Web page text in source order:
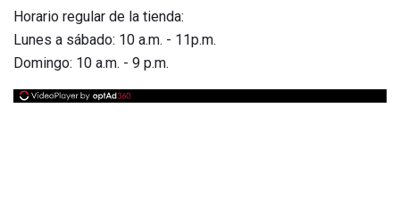
Horario regular de la tienda:
Lunes a sábado: 10 a.m. - 11p.m.
Domingo: 10 a.m. - 9 p.m.